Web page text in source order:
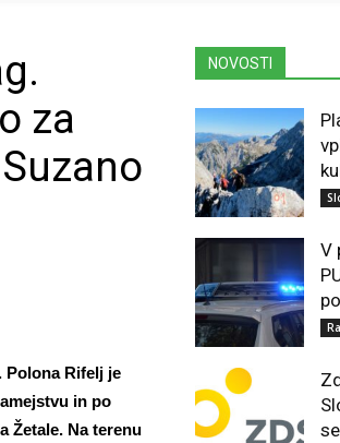
za
Polona Rifelj je
in po
Žetale. Na terenu
NOVOSTI
V